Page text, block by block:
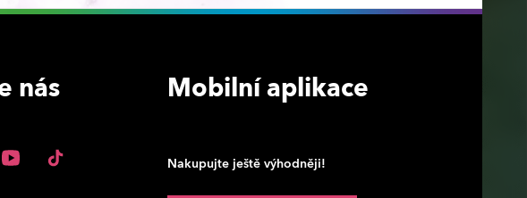
nás Mobilní aplikace
Nakupujte ještě výhodněji!